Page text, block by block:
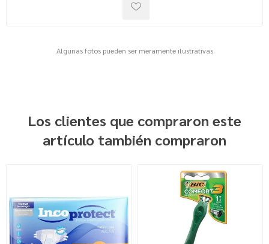
Algunas fotos pueden ser meramente ilustrativas
Los clientes que compraron este
artículo también compraron